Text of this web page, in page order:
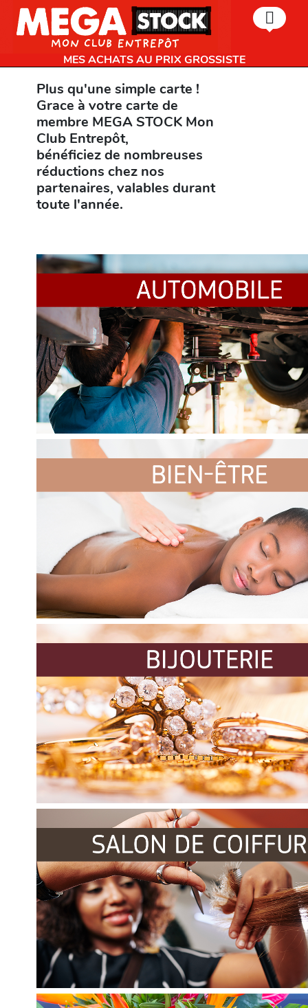
MES ACHATS AU PRIX GROSSISTE
Plus qu'une simple carte !
Grace à votre carte de
membre MEGA STOCK Mon
Club Entrepôt,
bénéficiez de nombreuses
réductions chez nos
partenaires, valables durant
toute l'année.